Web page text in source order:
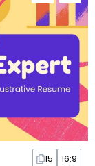
15 16:9